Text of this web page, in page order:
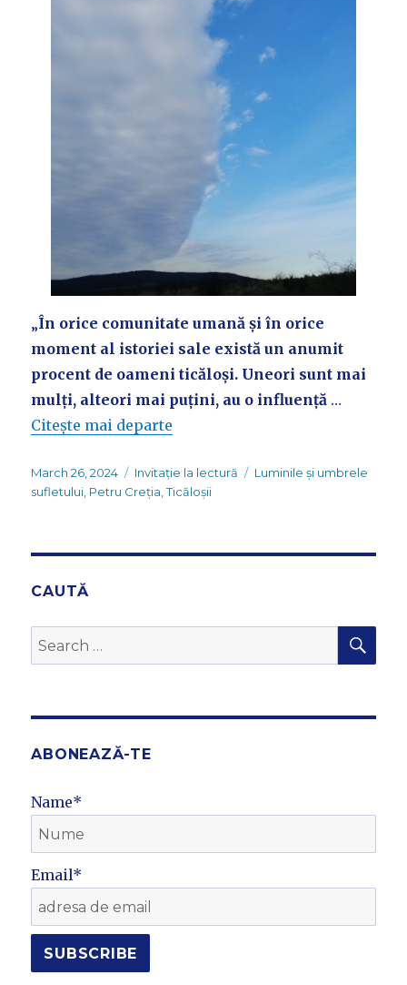
„În orice comunitate umană și în orice
moment al istoriei sale există un anumit
procent de oameni ticăloși. Uneori sunt mai
mulți, alteori mai puțini, au o influență …
Citește mai departe
Posted
on
March 26, 2024 Categories
Invitație la lectură Tags
Luminile și umbrele
sufletului Petru Creția ,Ticăloșii
CAUTĂ
Search
for:
ABONEAZĂ-TE
Name*
Email*